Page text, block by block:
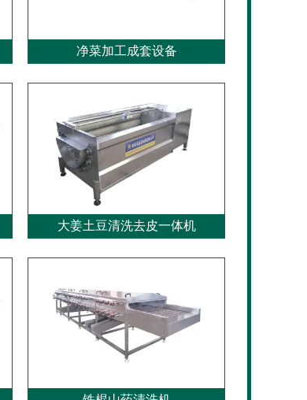
净菜加工成套设备
大姜土豆清洗去皮一体机